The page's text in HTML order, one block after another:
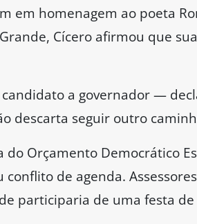
em homenagem ao poeta
Cícero afirmou que
a governador —
descarta seguir outro
Orçamento Democrático
de agenda.
participaria de uma festa